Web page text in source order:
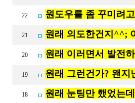
22 원도우를 좀 꾸미려
21 원래 의도한건지^^;
20 원래 이러면서 발전
19 원래 그런건가? 왠지
18 원래 눈팅만 했었는